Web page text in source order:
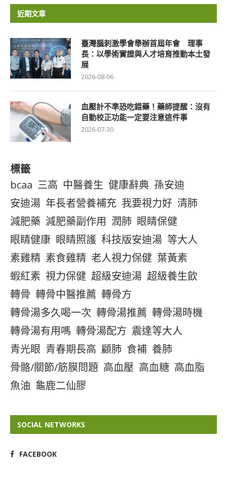
近期文章
臺灣腦刺激學會舉辦首屆年會 理事
長：以學術實證與人才培育推動本土發
展
2026-08-06
血壓計不準恐吃錯藥！藥師提醒：沒有
自動校正功能一定要注意這件事
2026-07-30
標籤
bcaa 三高 中醫養生 健康辭典 孫安迪
安迪湯 年長者營養補充 我要視力好 清肺
減肥藥 減肥藥副作用 潤肺 眼睛保健
眼睛健康 眼睛照護 科技版安迪湯 等大人
素雞精 素食雞精 老人視力保健 葉黃素
蝦紅素 視力保健 超級安迪湯 超級養生飲
轉骨 轉骨中醫推薦 轉骨方
轉骨湯多久喝一次 轉骨湯推薦 轉骨湯時機
轉骨湯有用嗎 轉骨湯配方 震達等大人
青光眼 青春期長高 顧肺 食補 養肺
骨骼/關節/筋膜問題 高血壓 高血糖 高血脂
魚油 龜鹿二仙膠
SOCIAL NETWORKS
FACEBOOK